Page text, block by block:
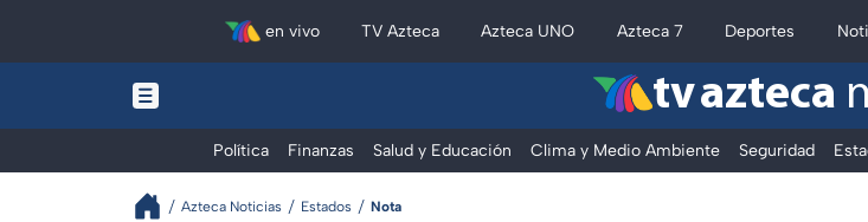
en vivo TV Azteca Azteca UNO Azteca 7 Deportes
tv azteca
Política Finanzas Salud y Educación Clima y Medio Ambiente Seguridad
Azteca Noticias Estados Nota